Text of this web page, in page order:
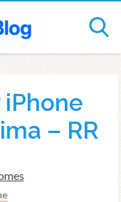
– RR